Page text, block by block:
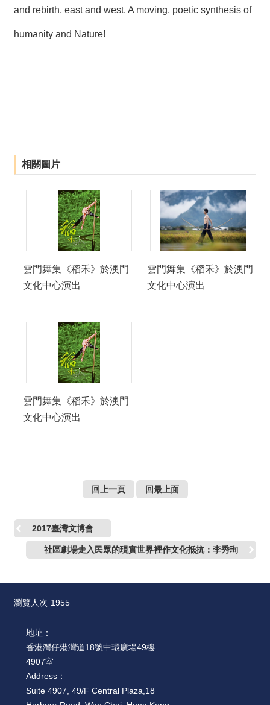
and rebirth, east and west. A moving, poetic synthesis of
humanity and Nature!
相關圖片
雲門舞集《稻禾》於澳門
文化中心演出
雲門舞集《稻禾》於澳門
文化中心演出
雲門舞集《稻禾》於澳門
文化中心演出
回上一頁 回最上面
2017臺灣文博會
社區劇場走入民眾的現實世界裡作文化抵抗：李秀珣
瀏覽人次 1955
地址：
香港灣仔港灣道18號中環廣場49樓
4907室
Address：
Suite 4907, 49/F Central Plaza,18